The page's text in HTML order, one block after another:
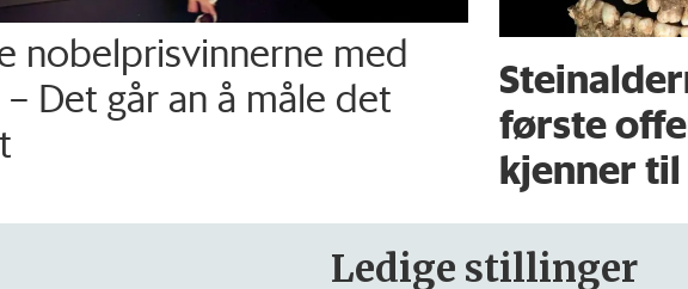
nobelprisvinnerne med
Det går an å måle det
første
kjenner til
Ledige stillinger